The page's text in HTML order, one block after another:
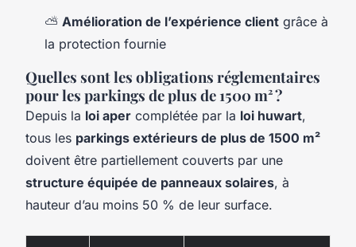
⛅ Amélioration de l’expérience client grâce à
la protection fournie
Quelles sont les obligations réglementaires
pour les parkings de plus de 1500 m² ?
Depuis la loi aper complétée par la loi huwart,
tous les parkings extérieurs de plus de 1500 m²
doivent être partiellement couverts par une
structure équipée de panneaux solaires, à
hauteur d’au moins 50 % de leur surface.